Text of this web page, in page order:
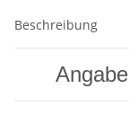
Beschreibung